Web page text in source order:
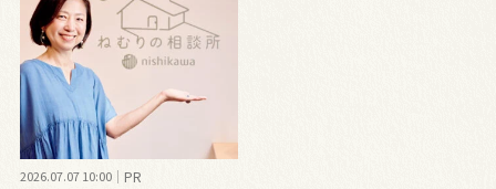
2026.07.07 10:00 PR